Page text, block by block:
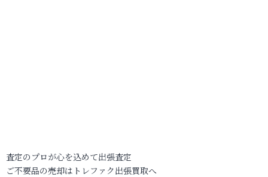
査定のプロが心を込めて出張査定
ご不要品の売却はトレファク出張買取へ